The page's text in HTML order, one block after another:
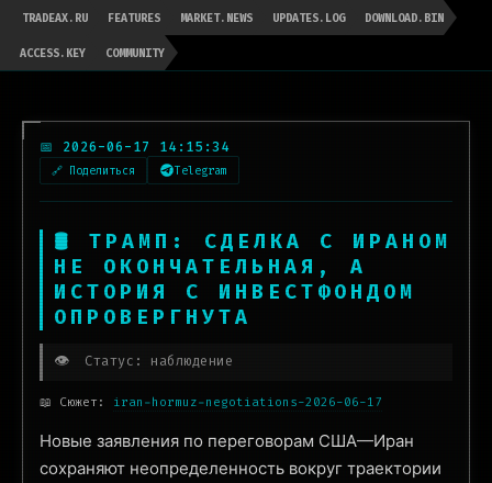
TRADEAX.RU FEATURES MARKET.NEWS UPDATES.LOG DOWNLOAD.BIN
ACCESS.KEY COMMUNITY
📅 2026-06-17 14:15:34
🔗 Поделиться Telegram
🛢 ТРАМП: СДЕЛКА С ИРАНОМ
НЕ ОКОНЧАТЕЛЬНАЯ, А
ИСТОРИЯ С ИНВЕСТФОНДОМ
ОПРОВЕРГНУТА
👁️ Статус: наблюдение
📖 Сюжет: iran-hormuz-negotiations-2026-06-17
Новые заявления по переговорам США—Иран
сохраняют неопределенность вокруг траектории